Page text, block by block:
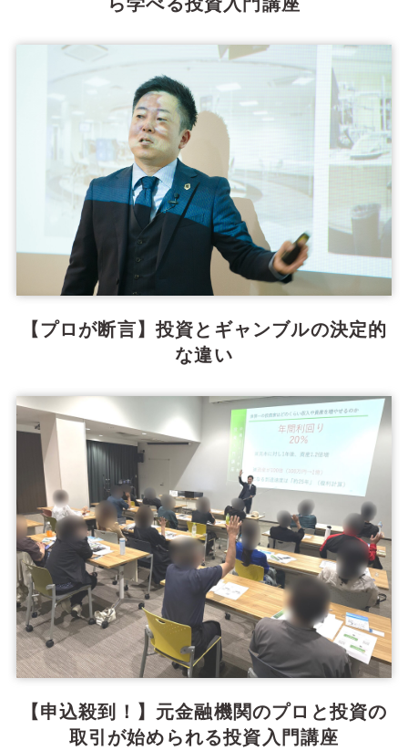
【プロが断言】投資とギャンブルの決定的
な違い
【申込殺到！】元金融機関のプロと投資の
取引が始められる投資入門講座